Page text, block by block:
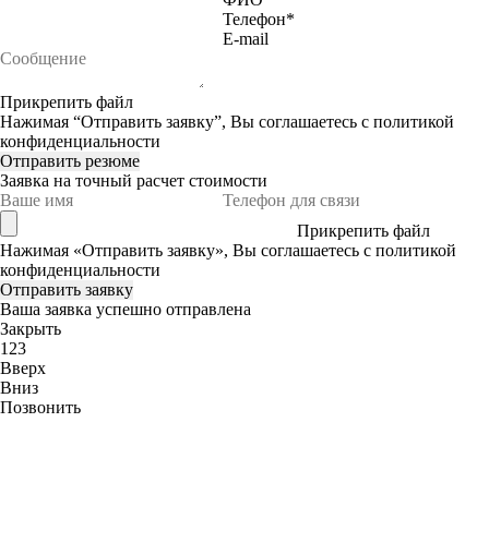
Телефон*
E-mail
Прикрепить файл
Нажимая “Отправить заявку”, Вы соглашаетесь с политикой
конфиденциальности
Отправить резюме
Заявка на точный расчет стоимости
Прикрепить файл
Нажимая «Отправить заявку», Вы соглашаетесь с политикой
конфиденциальности
Ваша заявка успешно отправлена
Закрыть
123
Вверх
Вниз
Позвонить